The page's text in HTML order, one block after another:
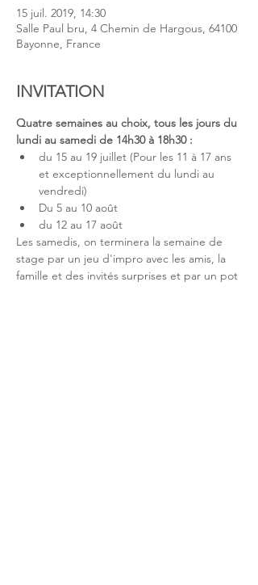
15 juil. 2019, 14:30
Salle Paul bru, 4 Chemin de Hargous, 64100
Bayonne, France
INVITATION
Quatre semaines au choix, tous les jours du
lundi au samedi de 14h30 à 18h30 :
du 15 au 19 juillet (Pour les 11 à 17 ans
et exceptionnellement du lundi au
vendredi)
Du 5 au 10 août
du 12 au 17 août
Les samedis, on terminera la semaine de
stage par un jeu d'impro avec les amis, la
famille et des invités surprises et par un pot